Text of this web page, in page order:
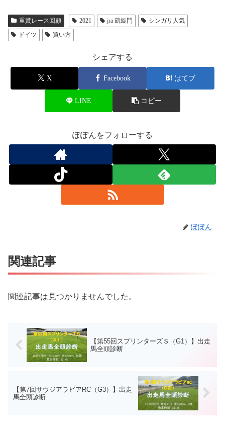
重賞レース回顧 2021 jra 凱旋門
シンガリ人気
ドイツ
買い方
シェアする
X Facebook はてブ
LINE コピー
ぽぽんをフォローする
ぽぽん
関連記事
関連記事は見つかりませんでした。
【第55回スプリンターズＳ（G1）】出走
馬全頭診断
【第7回サウジアラビアRC（G3）】出走
馬全頭診断